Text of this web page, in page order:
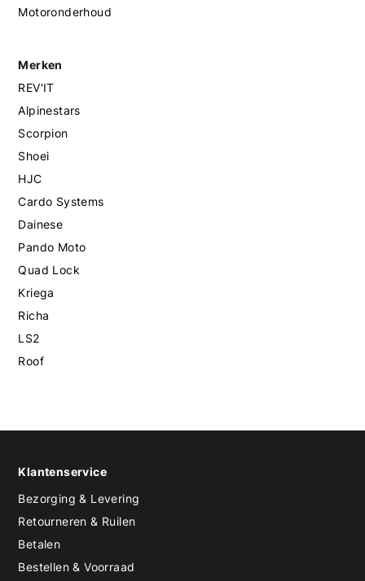
Motoronderhoud
Merken
REV'IT
Alpinestars
Scorpion
Shoei
HJC
Cardo Systems
Dainese
Pando Moto
Quad Lock
Kriega
Richa
LS2
Roof
Klantenservice
Bezorging & Levering
Retourneren & Ruilen
Betalen
Bestellen & Voorraad